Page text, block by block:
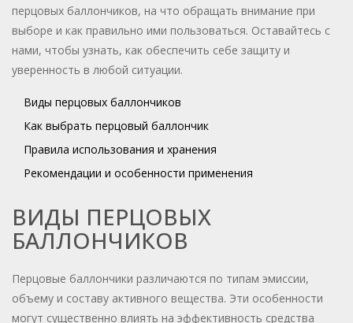
перцовых баллончиков, на что обращать внимание при
выборе и как правильно ими пользоваться. Оставайтесь с
нами, чтобы узнать, как обеспечить себе защиту и
уверенность в любой ситуации.
Виды перцовых баллончиков
Как выбрать перцовый баллончик
Правила использования и хранения
Рекомендации и особенности применения
ВИДЫ ПЕРЦОВЫХ
БАЛЛОНЧИКОВ
Перцовые баллончики различаются по типам эмиссии,
объему и составу активного вещества. Эти особенности
могут существенно влиять на эффективность средства